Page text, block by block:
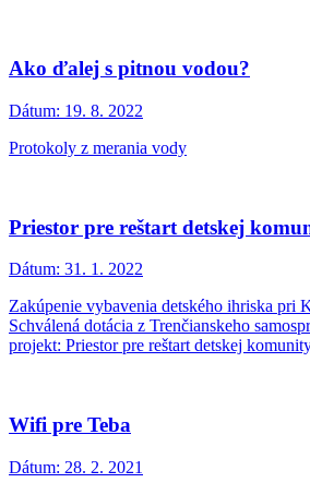
Ako ďalej s pitnou vodou?
Dátum: 19. 8. 2022
Protokoly z merania vody
Priestor pre reštart detskej
Dátum: 31. 1. 2022
Zakúpenie vybavenia detského ihriska pri
Schválená dotácia z Trenčianskeho
projekt: Priestor pre reštart detskej
Wifi pre Teba
Dátum: 28. 2. 2021